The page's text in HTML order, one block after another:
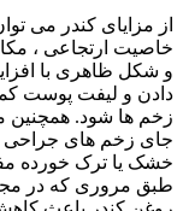
از مزایای کندر می
خاصیت ارتجاعی ،
و شکل ظاهری با
دادن و لیفت پوست
زخم ها شود.
جای زخم های جراحی
خشک یا ترک خورده
طبق مروری که در